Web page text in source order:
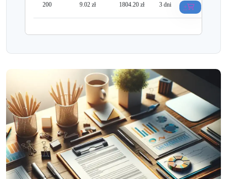
200 9.02 zł 1804.20 zł 3 dni +